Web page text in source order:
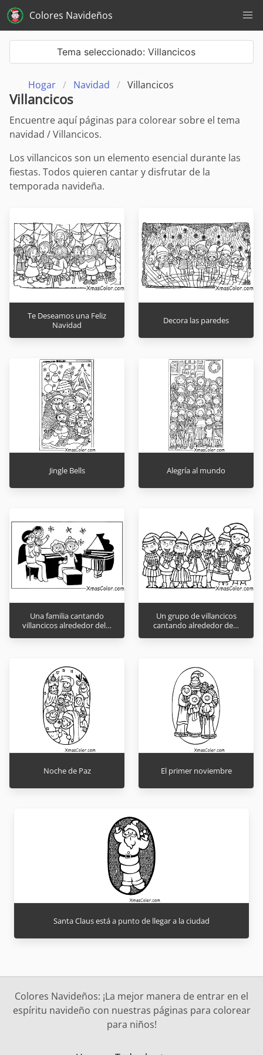
Colores Navideños
Hogar Navidad Villancicos
Tema seleccionado: Villancicos
Villancicos
Encuentre aquí páginas para colorear sobre el tema
navidad / Villancicos.
Los villancicos son un elemento esencial durante las
fiestas. Todos quieren cantar y disfrutar de la
temporada navideña.
Te Deseamos una Feliz
Navidad
Decora las paredes
Jingle Bells Alegría al mundo
Una familia cantando
villancicos alrededor del…
Un grupo de villancicos
cantando alrededor de…
Noche de Paz El primer noviembre
Santa Claus está a punto de llegar a la ciudad
Colores Navideños: ¡La mejor manera de entrar en el
espíritu navideño con nuestras páginas para colorear
para niños!